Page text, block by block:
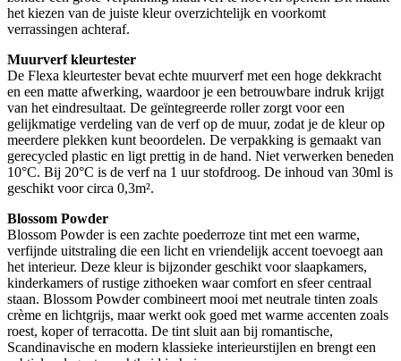
het kiezen van de juiste kleur overzichtelijk en voorkomt
verrassingen achteraf.
Muurverf kleurtester
De Flexa kleurtester bevat echte muurverf met een hoge dekkracht
en een matte afwerking, waardoor je een betrouwbare indruk krijgt
van het eindresultaat. De geïntegreerde roller zorgt voor een
gelijkmatige verdeling van de verf op de muur, zodat je de kleur op
meerdere plekken kunt beoordelen. De verpakking is gemaakt van
gerecycled plastic en ligt prettig in de hand. Niet verwerken beneden
10°C. Bij 20°C is de verf na 1 uur stofdroog. De inhoud van 30ml is
geschikt voor circa 0,3m².
Blossom Powder
Blossom Powder is een zachte poederroze tint met een warme,
verfijnde uitstraling die een licht en vriendelijk accent toevoegt aan
het interieur. Deze kleur is bijzonder geschikt voor slaapkamers,
kinderkamers of rustige zithoeken waar comfort en sfeer centraal
staan. Blossom Powder combineert mooi met neutrale tinten zoals
crème en lichtgrijs, maar werkt ook goed met warme accenten zoals
roest, koper of terracotta. De tint sluit aan bij romantische,
Scandinavische en modern klassieke interieurstijlen en brengt een